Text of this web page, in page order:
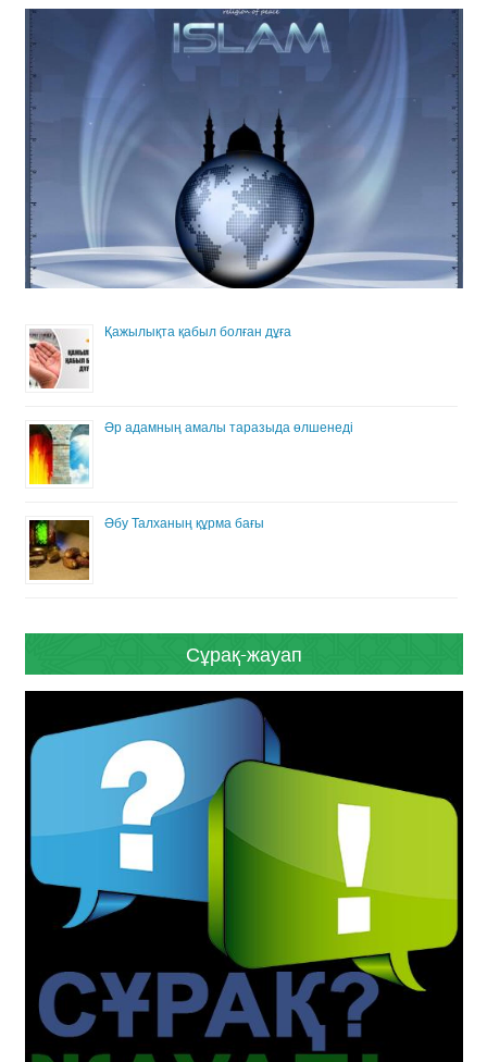
Қажылықта қабыл болған дұға
Әр адамның амалы таразыда өлшенеді
Әбу Талханың құрма бағы
Сұрақ-жауап